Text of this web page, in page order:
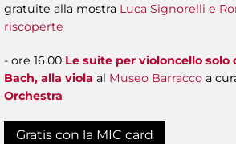
gratuite alla mostra Luca Signorelli e
riscoperte
- ore 16.00 Le suite per violoncello solo
Bach, alla viola al Museo Barracco a
Orchestra
Gratis con la MIC card